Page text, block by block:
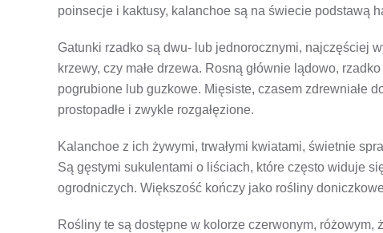
poinsecje i kaktusy, kalanchoe są na świecie podstawą
Gatunki rzadko są dwu- lub jednorocznymi, najczęściej
krzewy, czy małe drzewa. Rosną głównie lądowo,
pogrubione lub guzkowe. Mięsiste, czasem zdrewniałe
prostopadłe i zwykle rozgałęzione.
Kalanchoe z ich żywymi, trwałymi kwiatami, świetnie
Są gęstymi sukulentami o liściach, które często widuje
ogrodniczych. Większość kończy jako rośliny
Rośliny te są dostępne w kolorze czerwonym, różowym,